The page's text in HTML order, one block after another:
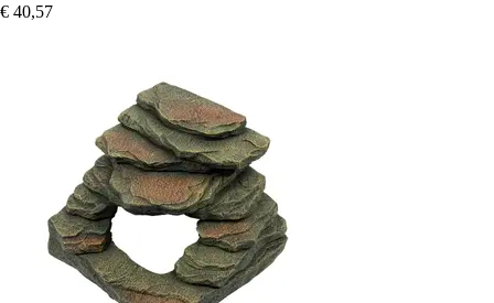
€ 40,57